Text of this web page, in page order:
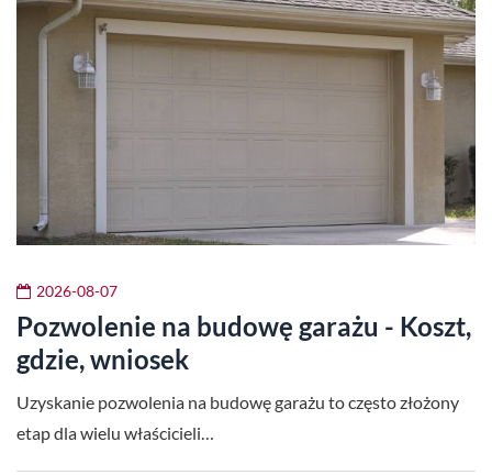
2026-08-07
Pozwolenie na budowę garażu - Koszt,
gdzie, wniosek
Uzyskanie pozwolenia na budowę garażu to często złożony
etap dla wielu właścicieli…